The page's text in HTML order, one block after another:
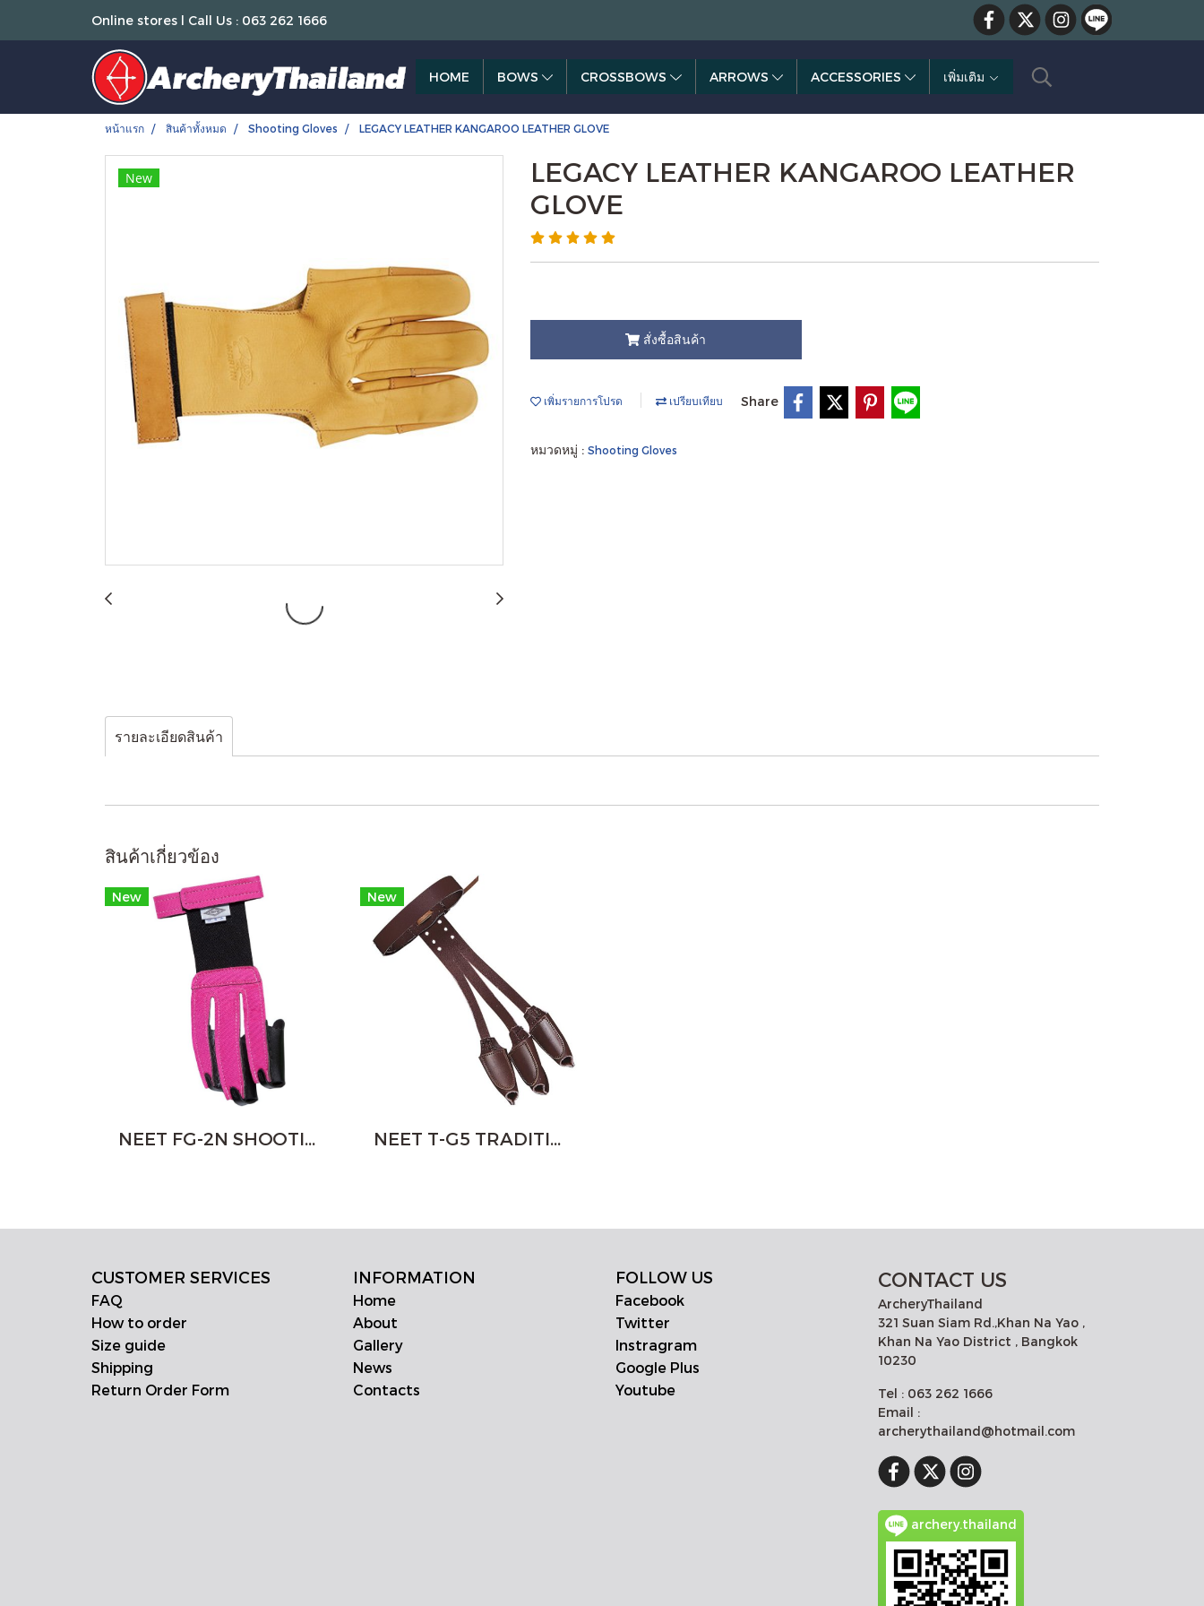
Online stores l Call Us : 063 262 1666
HOME BOWS CROSSBOWS ARROWS ACCESSORIES เพิ่มเติม
หน้าแรก สินค้าทั้งหมด Shooting Gloves LEGACY LEATHER KANGAROO LEATHER GLOVE
New
LEGACY LEATHER KANGAROO LEATHER
GLOVE
สั่งซื้อสินค้า
เพิ่มรายการโปรด เปรียบเทียบ Share
หมวดหมู่ : Shooting Gloves
รายละเอียดสินค้า
สินค้าเกี่ยวข้อง
New
NEET FG-2N SHOOTING GLOVE (NEON COLORS)
New
NEET T-G5 TRADITIONAL SHOOTING GLOVE
CUSTOMER SERVICES
FAQ
How to order
Size guide
Shipping
Return Order Form
INFORMATION
Home
About
Gallery
News
Contacts
FOLLOW US
Facebook
Twitter
Instragram
Google Plus
Youtube
CONTACT US
ArcheryThailand
321 Suan Siam Rd.,Khan Na Yao ,
Khan Na Yao District , Bangkok
10230
Tel : 063 262 1666
Email :
archerythailand@hotmail.com
archery.thailand